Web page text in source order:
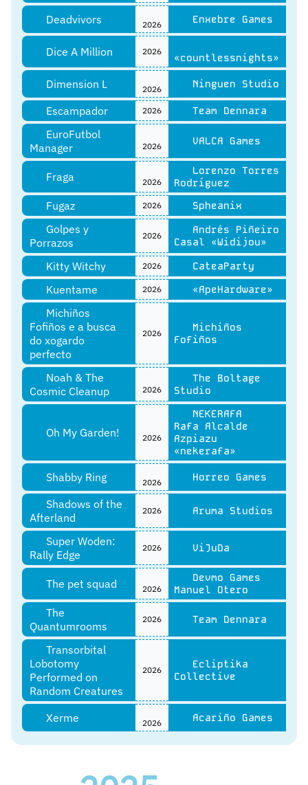
Deadvivors 2026 Enxebre Games
Dice A Million 2026
«countlessnights»
Dimension L 2026 Ninguen Studio
Escampador 2026 Team Dennara
EuroFutbol
Manager
2026 VALCA Games
Fraga 2026
Lorenzo Torres
Rodríguez
Fugaz 2026 Spheanix
Golpes y
Porrazos
2026
Andrés Piñeiro
Casal «Widijou»
Kitty Witchy 2026 CateaParty
Kuentame 2026 «ApeHardware»
Michiños
Fofiños e a busca
do xogardo
perfecto
2026
Michiños
Fofiños
Noah & The
Cosmic Cleanup
2026
The Boltage
Studio
Oh My Garden! 2026
NEKERAFA
Rafa Alcalde
Azpiazu
«nekerafa»
Shabby Ring 2026 Horreo Games
Shadows of the
Afterland
2026 Aruma Studios
Super Woden:
Rally Edge
2026 ViJuDa
The pet squad 2026
Devmo Games
Manuel Otero
The
Quantumrooms
2026 Team Dennara
Transorbital
Lobotomy
Performed on
Random Creatures
2026
Ecliptika
Collective
Xerme 2026 Acariño Games